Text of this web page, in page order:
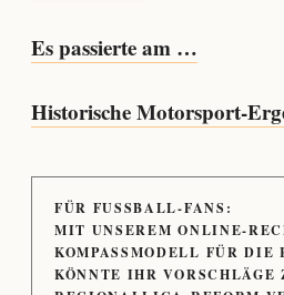
Es passierte am …
Historische Motorsport-
FÜR FUSSBALL-FANS:
MIT UNSEREM ONLINE-
KOMPASSMODELL FÜR DIE
KÖNNTE IHR VORSCHLÄGE